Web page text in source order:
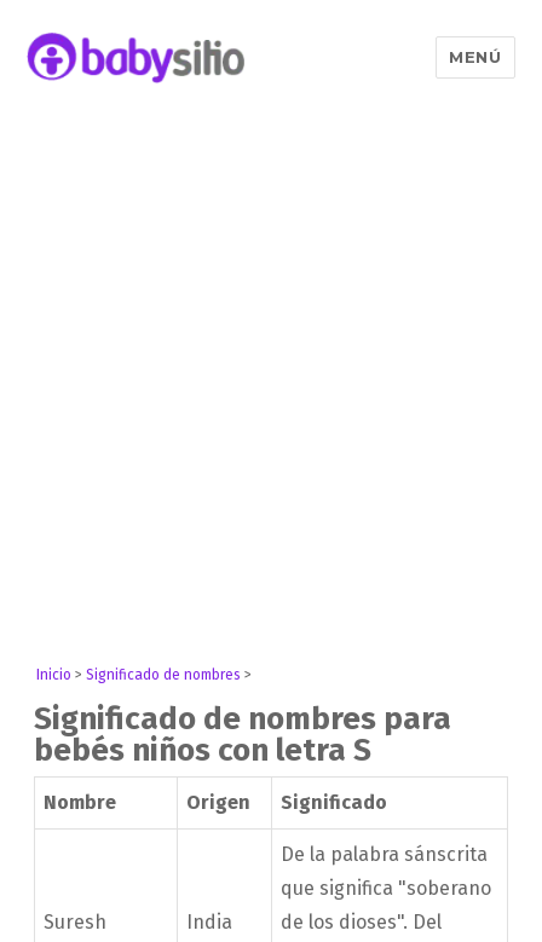
MENÚ
Inicio >Significado de nombres >
Significado de nombres para
bebés niños con letra S
Nombre Origen Significado
Suresh India
De la palabra sánscrita
que significa "soberano
de los dioses". Del